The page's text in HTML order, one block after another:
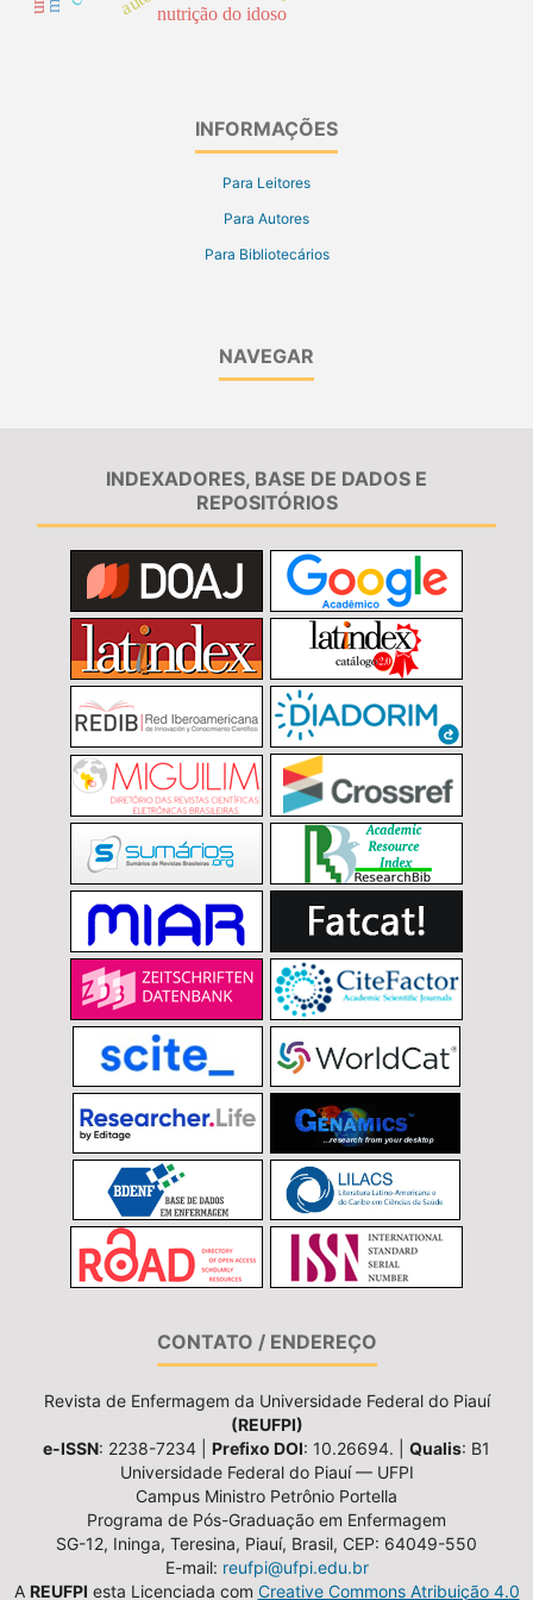
nutrição do idoso
INFORMAÇÕES
Para Leitores
Para Autores
Para Bibliotecários
NAVEGAR
INDEXADORES, BASE DE DADOS E
REPOSITÓRIOS
CONTATO / ENDEREÇO
Revista de Enfermagem da Universidade Federal do Piauí
(REUFPI)
e-ISSN: 2238-7234 | Prefixo DOI: 10.26694. | Qualis: B1
Universidade Federal do Piauí — UFPI
Campus Ministro Petrônio Portella
Programa de Pós-Graduação em Enfermagem
SG-12, Ininga, Teresina, Piauí, Brasil, CEP: 64049-550
E-mail: reufpi@ufpi.edu.br
A REUFPI esta Licenciada com Creative Commons Atribuição 4.0